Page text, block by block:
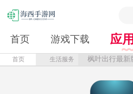
首页 游戏下载 应
首页 生活服务 枫叶出行最新